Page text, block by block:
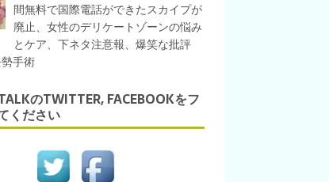
間無料で国際電話ができたスカイプが
廃止、女性のデリケートゾーンの悩み
とケア、下ネタ注意報、爆笑な批評
手術
のTWITTER, FACEBOOKをフ
ください